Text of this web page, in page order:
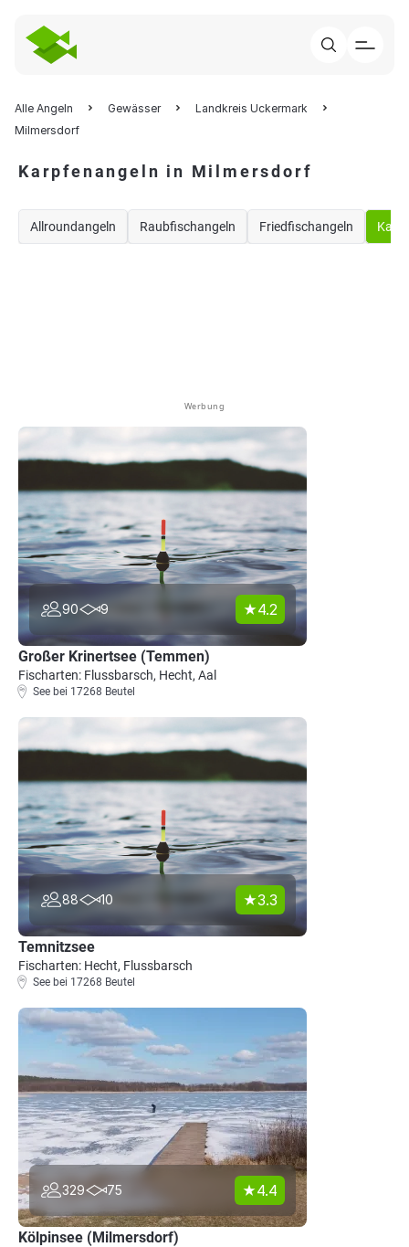
Alle Angeln Gewässer
Landkreis Uckermark
Milmersdorf
Karpfenangeln in Milmersdorf
Allroundangeln Raubfischangeln Friedfischangeln
Werbung
90 9 4.2
Großer Krinertsee (Temmen)
Fischarten: Flussbarsch, Hecht, Aal
See bei 17268 Beutel
88 10 3.3
Temnitzsee
Fischarten: Hecht, Flussbarsch
See bei 17268 Beutel
329 75 4.4
Kölpinsee (Milmersdorf)